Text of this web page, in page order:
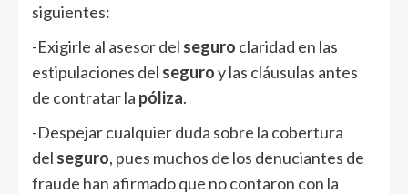
siguientes:
-Exigirle al asesor del seguro claridad en las
estipulaciones del seguroy las cláusulas antes
de contratar la póliza.
-Despejar cualquier duda sobre la cobertura
del seguro, pues muchos de los denuciantes de
fraude han afirmado que no contaron con la